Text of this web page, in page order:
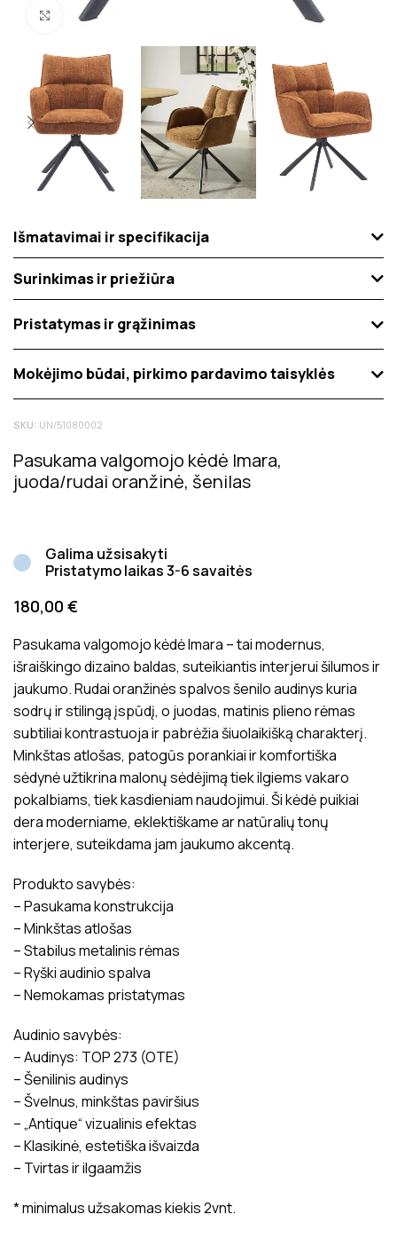
Spustelėkite norėdami padidinti
Išmatavimai ir specifikacija
Surinkimas ir priežiūra
Pristatymas ir grąžinimas
Mokėjimo būdai, pirkimo pardavimo taisyklės
SKU: UN/51080002
Pasukama valgomojo kėdė Imara,
juoda/rudai oranžinė, šenilas
Galima užsisakyti
Pristatymo laikas 3-6 savaitės
180,00 €
Pasukama valgomojo kėdė Imara – tai modernus,
išraiškingo dizaino baldas, suteikiantis interjerui šilumos ir
jaukumo. Rudai oranžinės spalvos šenilo audinys kuria
sodrų ir stilingą įspūdį, o juodas, matinis plieno rėmas
subtiliai kontrastuoja ir pabrėžia šiuolaikišką charakterį.
Minkštas atlošas, patogūs porankiai ir komfortiška
sėdynė užtikrina malonų sėdėjimą tiek ilgiems vakaro
pokalbiams, tiek kasdieniam naudojimui. Ši kėdė puikiai
dera moderniame, eklektiškame ar natūralių tonų
interjere, suteikdama jam jaukumo akcentą.
Produkto savybės:
– Pasukama konstrukcija
– Minkštas atlošas
– Stabilus metalinis rėmas
– Ryški audinio spalva
– Nemokamas pristatymas
Audinio savybės:
– Audinys: TOP 273 (OTE)
– Šenilinis audinys
– Švelnus, minkštas paviršius
– „Antique“ vizualinis efektas
– Klasikinė, estetiška išvaizda
– Tvirtas ir ilgaamžis
* minimalus užsakomas kiekis 2vnt.